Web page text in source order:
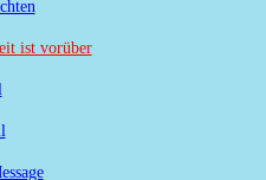
ist vorüber